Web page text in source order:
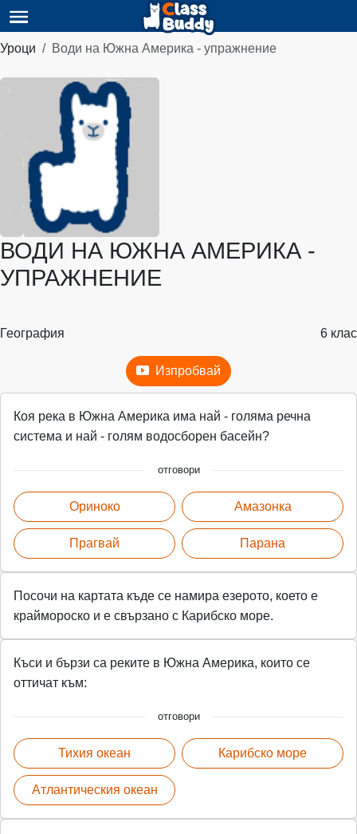
Уроци Води на Южна Америка - упражнение
ВОДИ НА ЮЖНА АМЕРИКА -
УПРАЖНЕНИЕ
География 6 клас
Изпробвай
Коя река в Южна Америка има най - голяма речна
система и най - голям водосборен басейн?
отговори
Ориноко
Прагвай
Амазонка
Парана
Посочи на картата къде се намира езерото, което е
краймороско и е свързано с Карибско море.
Къси и бързи са реките в Южна Америка, които се
оттичат към:
отговори
Тихия океан
Атлантическия океан
Карибско море